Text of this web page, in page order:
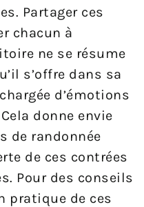
Partager ces
chacun à
ne se résume
s’offre dans sa
d’émotions
donne envie
de randonnée
de ces contrées
Pour des conseils
pratique de ces